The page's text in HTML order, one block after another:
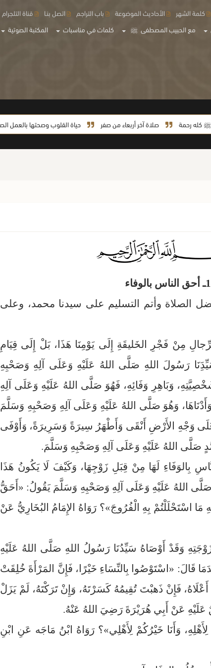
مع الحبيب المصطفى ﷺ كلمات في مناسبات المكتبة الصوتية
كلمة الشهر الأحاديث الموضوعة باب التراجم اتصل بنـا قناة التلجرام
رحمة صلاة آخر أربعاء من صفر حياة القلوب وصحتها بالعمل الصالح
الصلاة وأتم التسليم على سيدنا محمد، وعلى
مِنْ فَجْرِ الخَليقَةِ إِلَى يَوْمِنَا هَذَا، بَلْ إِلَى قِيَامِ
رَسُولَ اللهِ صَلَّى اللهُ عَلَيْهِ وَعَلَى آلِهِ وَصَحْبِهِ
وَبَاهِرِ وَفَائِهِ، فَهُوَ صَلَّى اللهُ عَلَيْهِ وَعَلَى آلِهِ
وَهُوَ صَلَّى اللهُ عَلَيْهِ وَعَلَى آلِهِ وَصَحْبِهِ وَسَلَّمَ
عَلَى وَجْهِ الأَرْضِ أَنْقَى وَأَطْهَرُ سِيرَةً وَسَرِيرَةً، وَأَوْفَى
صَلَّى اللهُ عَلَيْهِ وَعَلَى آلِهِ وَصَحْبِهِ وَسَلَّمَ.
بِالوَفَاءِ لَهَا مِنْ قِبَلِ زَوْجِهَا، وَكَيْفَ لَا يَكُونُ هَذَا
اللهُ عَلَيْهِ وَعَلَى آلِهِ وَصَحْبِهِ وَسَلَّمَ يَقُولُ: «أَحَقُّ
اسْتَحْلَلْتُمْ بِهِ الْفُرُوجَ»؟ رَوَاهُ الإِمَامُ البُخَارِيُّ عَنْ
وَقَدْ أَوْصَاهُ سَيِّدُنَا رَسُولُ اللهِ صَلَّى اللهُ عَلَيْهِ
قَالَ: «اسْتَوْصُوا بِالنِّسَاءِ خَيْرًا، فَإِنَّ المَرْأَةَ خُلِقَتْ
فَإِنْ ذَهبْتَ تُقِيمُهُ كَسَرْتَهُ، وَإِنْ تَرَكْتَهُ، لَمْ يَزَلْ
عَلَيْهِ عَنْ أَبِي هُرَيْرَةَ رَضِيَ اللهُ عَنْهُ.
وَأَنَا خَيْرُكُمْ لِأَهْلِي»؟ رَوَاهُ ابْنُ مَاجَه عَنِ ابْنِ